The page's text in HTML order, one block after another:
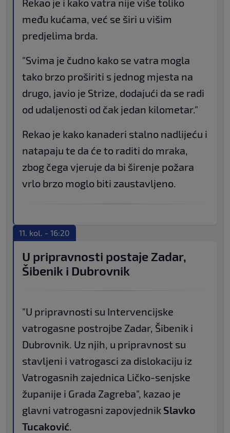
među kućama, već se širi u višim
predjelima brda.
"Svima je čudno kako se vatra mogla
tako brzo proširiti s jednog mjesta na
drugo, javio je Strize, dodajući da se radi
od udaljenosti od čak jedan kilometar."
Rekao je kako kanaderi stalno nadlijeću i
natapaju te da će to raditi do mraka,
zbog čega vjeruje da bi širenje požara
vrlo brzo moglo biti zaustavljeno.
11. kol. - 16:20
U pripravnosti postaje Zadar,
Šibenik i Dubrovnik
"U pripravnosti su Intervencijske
vatrogasne postrojbe Zadar, Šibenik i
Dubrovnik. Uz njih, u pripravnost su
stavljeni i vatrogasci za dislokaciju iz
Vatrogasnih zajednica Ličko-senjske
županije i Grada Zagreba", kazao je
glavni vatrogasni zapovjednik Slavko
Tucaković